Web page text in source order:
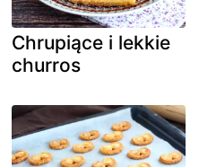
Chrupiące i lekkie
churros